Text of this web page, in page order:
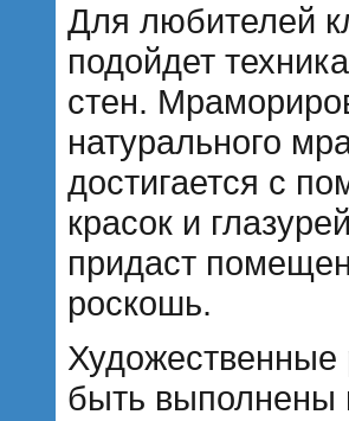
Для любителей
подойдет
стен.
натурального
достигается с
красок и
придаст
роскошь.
Художественные
быть выполнены